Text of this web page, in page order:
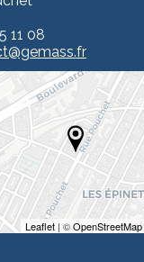
11 08
@gemass.fr
Leaflet | ©OpenStreetMap